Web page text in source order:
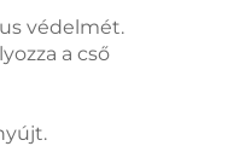
védelmét.
a cső